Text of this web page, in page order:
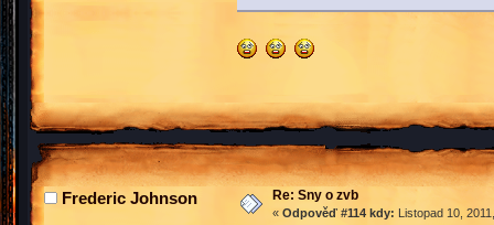
Frederic Johnson Re: Sny o zvb
« Odpověď #114 kdy: Listopad 10,